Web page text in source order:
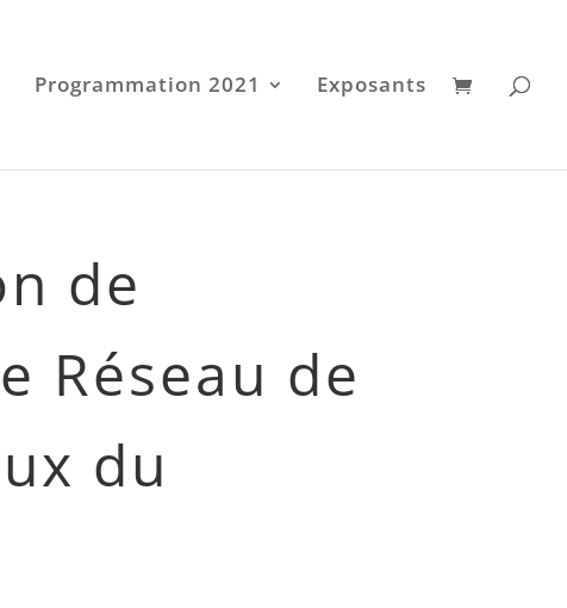
Programmation 2021 Exposants
de
Réseau de
du